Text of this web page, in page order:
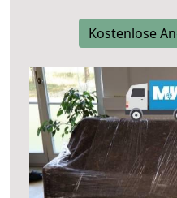
Kostenlose